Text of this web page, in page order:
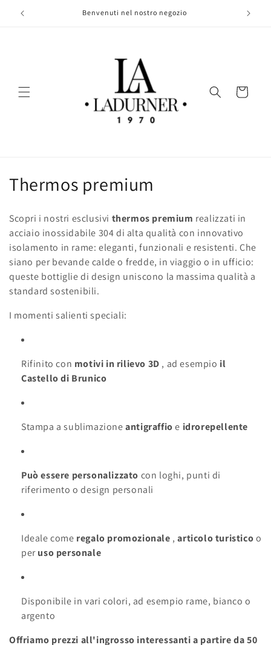
direttamente
Benvenuti nel nostro negozio
Carrello
C
l
l
e
z
i
Thermos premium
Scopri i nostri esclusivi thermos premium realizzati in
acciaio inossidabile 304 di alta qualità con innovativo
isolamento in rame: eleganti, funzionali e resistenti. Che
siano per bevande calde o fredde, in viaggio o in ufficio:
queste bottiglie di design uniscono la massima qualità a
standard sostenibili.
I momenti salienti speciali:
Rifinito con motivi in ​​rilievo 3D , ad esempio il
Castello di Brunico
Stampa a sublimazioneantigraffioe idrorepellente
Può essere personalizzato con loghi, punti di
riferimento o design personali
Ideale come regalo promozionale ,articolo turisticoo
peruso personale
Disponibile in vari colori, ad esempio rame, bianco o
argento
Offriamo prezzi all'ingrosso interessanti a partire da 50